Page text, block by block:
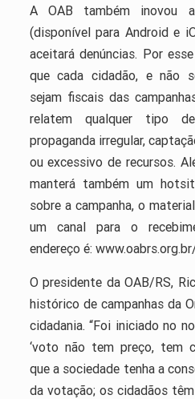
A OAB também inovou
(disponível para Android e
aceitará denúncias. Por
que cada cidadão, e não
sejam fiscais das
relatem qualquer tipo
propaganda irregular,
ou excessivo de recursos.
manterá também um
sobre a campanha, o
um canal para o
endereço é:
O presidente da OAB/RS,
histórico de campanhas da
cidadania. “Foi iniciado no
‘voto não tem preço, tem
que a sociedade tenha a
da votação; os cidadãos